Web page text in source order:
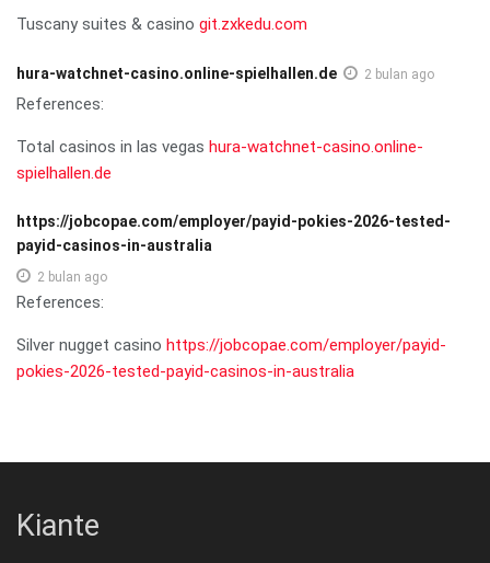
Tuscany suites & casino git.zxkedu.com
hura-watchnet-casino.online-spielhallen.de 2 bulan ago
References:
Total casinos in las vegas hura-watchnet-casino.online-
spielhallen.de
https://jobcopae.com/employer/payid-pokies-2026-tested-
payid-casinos-in-australia
2 bulan ago
References:
Silver nugget casino https://jobcopae.com/employer/payid-
pokies-2026-tested-payid-casinos-in-australia
Kiante